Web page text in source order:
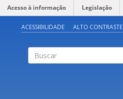
Acesso à informação Legislação
ACESSIBILIDADE ALTO CONTRASTE